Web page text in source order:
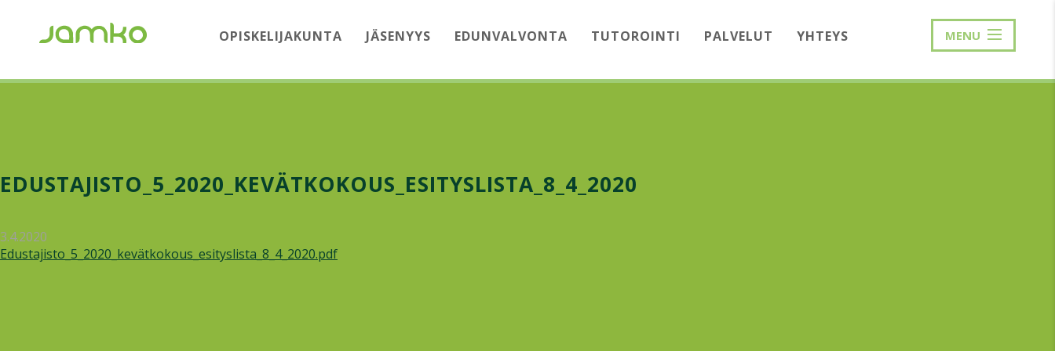
OPISKELIJAKUNTA JÄSENYYS EDUNVALVONTA TUTOROINTI PALVELUT YHTEYS MENU
EDUSTAJISTO_5_2020_KEVÄTKOKOUS_ESITYSLISTA_8_4_2020
3.4.2020
Edustajisto_5_2020_kevätkokous_esityslista_8_4_2020.pdf